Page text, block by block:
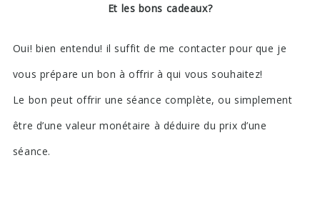
Et les bons cadeaux?
Oui! bien entendu! il suffit de me contacter pour que je
vous prépare un bon à offrir à qui vous souhaitez!
Le bon peut offrir une séance complète, ou simplement
être d’une valeur monétaire à déduire du prix d’une
séance.